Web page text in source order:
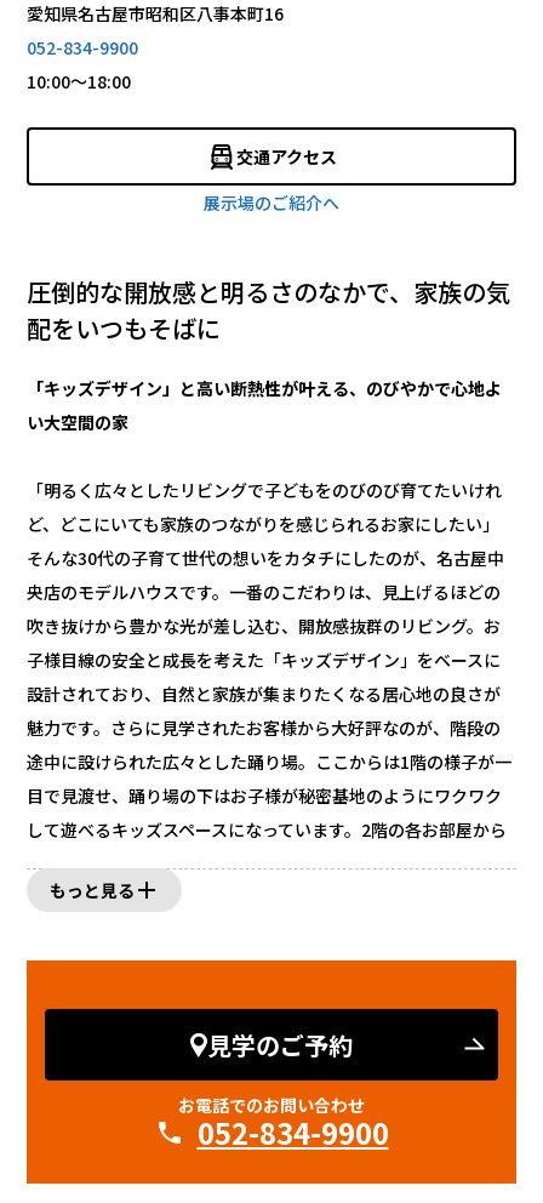
愛知県名古屋市昭和区八事本町16
052-834-9900
10:00～18:00
交通アクセス
展示場のご紹介へ
圧倒的な開放感と明るさのなかで、家族の気
配をいつもそばに
「キッズデザイン」と高い断熱性が叶える、のびやかで心地よ
い大空間の家
「明るく広々としたリビングで子どもをのびのび育てたいけれ
ど、どこにいても家族のつながりを感じられるお家にしたい」
そんな30代の子育て世代の想いをカタチにしたのが、名古屋中
央店のモデルハウスです。一番のこだわりは、見上げるほどの
吹き抜けから豊かな光が差し込む、開放感抜群のリビング。お
子様目線の安全と成長を考えた「キッズデザイン」をベースに
設計されており、自然と家族が集まりたくなる居心地の良さが
魅力です。さらに見学されたお客様から大好評なのが、階段の
途中に設けられた広々とした踊り場。ここからは1階の様子が一
目で見渡せ、踊り場の下はお子様が秘密基地のようにワクワク
して遊べるキッズスペースになっています。2階の各お部屋から
も1階のリビングが見渡せるため、お家の中のどこにいてもお互
いの気配を感じられる温かい工夫が満載です。これほどの大空
涼しく冬は暖かい、一年中快適な暮らしをしっかりサポートし
名古屋中央店では、お客様お一人おひとりが理想とする「これ
を大切にしています。子育てがもっと楽しくなる間取りの工夫
や、快適な住環境のヒントを見つけに、ぜひ遊びにいらっしゃ
もっと見る
見学のご予約
お電話でのお問い合わせ
052-834-9900